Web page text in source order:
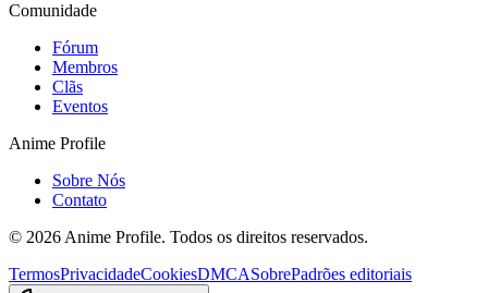
Comunidade
Fórum
Membros
Clãs
Eventos
Anime Profile
Sobre Nós
Contato
© 2026 Anime Profile. Todos os direitos reservados.
TermosPrivacidadeCookiesDMCASobrePadrões editoriais